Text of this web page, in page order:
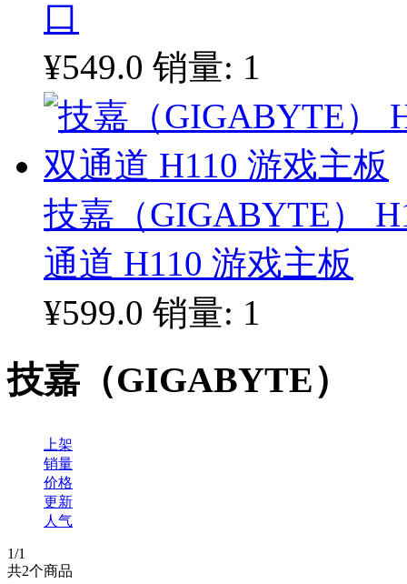
口
¥549.0 销量: 1
技嘉（GIGABYTE）
通道 H110 游戏主板
¥599.0 销量: 1
技嘉（GIGABYTE）
上架
销量
价格
更新
人气
1/1
共2个商品